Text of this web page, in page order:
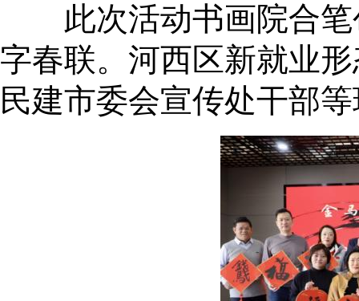
此次活动书画院合笔
字春联。河西区新就业
民建市委会宣传处干部